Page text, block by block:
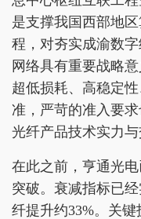
是支撑我国西部地
程，对夯实成渝数
网络具有重要战略
超低损耗、高稳定
准，严苛的准入要
光纤产品技术实力与
在此之前，亨通光
突破。衰减指标已
纤提升约33%。关